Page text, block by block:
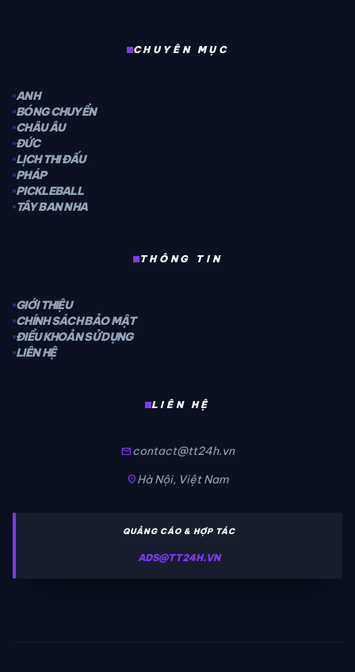
CHUYÊN MỤC
ANH
BÓNG CHUYỀN
CHÂU ÂU
ĐỨC
LỊCH THI ĐẤU
PHÁP
PICKLEBALL
TÂY BAN NHA
THÔNG TIN
GIỚI THIỆU
CHÍNH SÁCH BẢO MẬT
ĐIỀU KHOẢN SỬ DỤNG
LIÊN HỆ
LIÊN HỆ
mailcontact@tt24h.vn
location_onHà Nội, Việt Nam
QUẢNG CÁO & HỢP TÁC
ADS@TT24H.VN